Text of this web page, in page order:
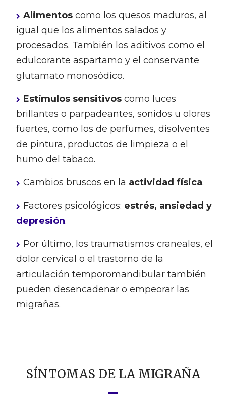
Alimentoscomo los quesos maduros, al
igual que los alimentos salados y
procesados. También los aditivos como el
edulcorante aspartamo y el conservante
glutamato monosódico.
Estímulos sensitivoscomo luces
brillantes o parpadeantes, sonidos u olores
fuertes, como los de perfumes, disolventes
de pintura, productos de limpieza o el
humo del tabaco.
Cambios bruscos en la actividad física.
Factores psicológicos: estrés, ansiedad y
depresión.
Por último, los traumatismos craneales, el
dolor cervical o el trastorno de la
articulación temporomandibular también
pueden desencadenar o empeorar las
migrañas.
SÍNTOMAS DE LA MIGRAÑA